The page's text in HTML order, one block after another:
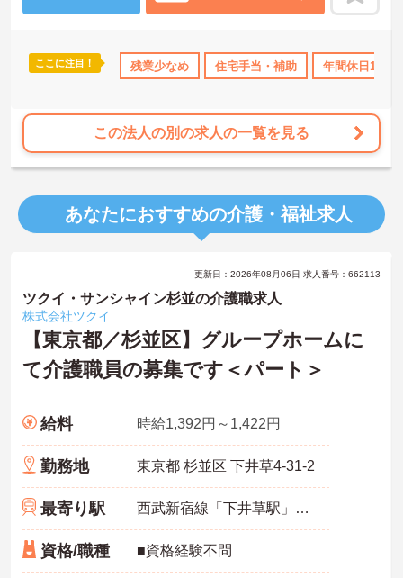
・補助 日勤のみ 年間休日110日以上 資格取得サポート
ここに注目！ 残業少なめ 住宅手当・補助 年間休日110日
この法人の別の求人の一覧を見る
あなたにおすすめの介護・福祉求人
更新日：2026年08月06日 求人番号：662113
ツクイ・サンシャイン杉並の介護職求人
株式会社ツクイ
【東京都／杉並区】グループホームに
て介護職員の募集です＜パート＞
給料 時給1,392円～1,422円
勤務地 東京都 杉並区 下井草4-31-2
最寄り駅 西武新宿線「下井草駅」徒歩5分
資格/職種 ■資格経験不問